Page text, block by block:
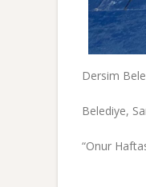
Dersim
Belediye,
“Onur